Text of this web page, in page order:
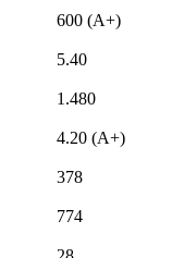
600 (A+)
5.40
1.480
4.20 (A+)
378
774